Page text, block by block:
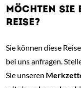
MÖCHTEN SIE
REISE?
Sie können diese Reise
bei uns anfragen.
Sie unseren